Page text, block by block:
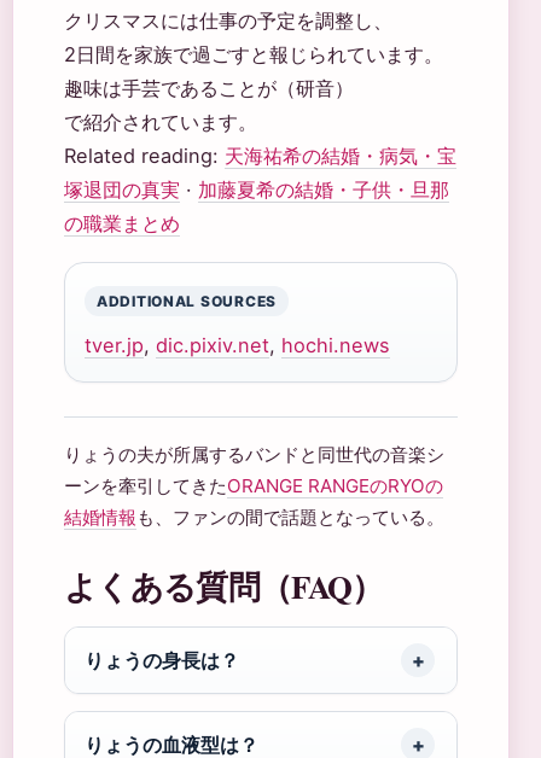
クリスマスには仕事の予定を調整し、
2日間を家族で過ごすと報じられています。
趣味は手芸であることが（研音）
で紹介されています。
Related reading: 天海祐希の結婚・病気・宝
塚退団の真実 · 加藤夏希の結婚・子供・旦那
の職業まとめ
ADDITIONAL SOURCES
tver.jp, dic.pixiv.net, hochi.news
りょうの夫が所属するバンドと同世代の音楽シ
ーンを牽引してきたORANGE RANGEのRYOの
結婚情報 も、ファンの間で話題となっている。
よくある質問（FAQ）
りょうの身長は？
りょうの血液型は？